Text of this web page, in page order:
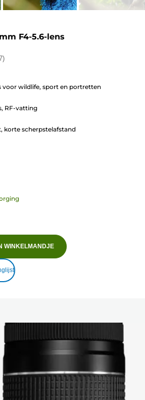
F4-5.6-lens
voor wildlife, sport en portretten
RF-vatting
korte scherpstelafstand
WINKELMANDJE